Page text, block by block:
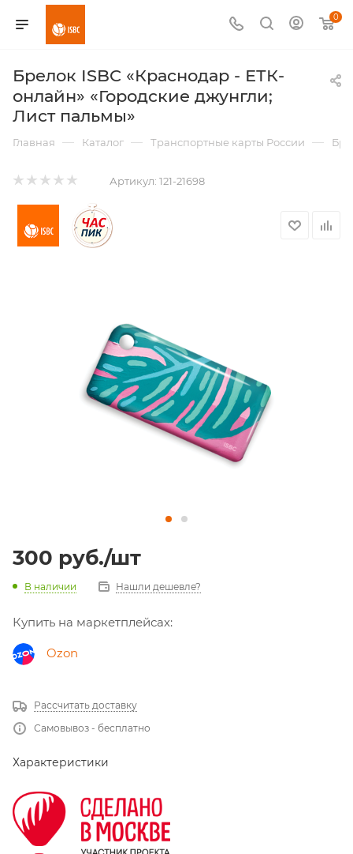
0
Брелок ISBC «Краснодар - ЕТК-
онлайн» «Городские джунгли;
Лист пальмы»
Главная — Каталог — Транспортные карты России —
Артикул: 121-21698
300 руб./шт
В наличии Нашли дешевле?
Купить на маркетплейсах:
Ozon
Рассчитать доставку
Самовывоз - бесплатно
Характеристики